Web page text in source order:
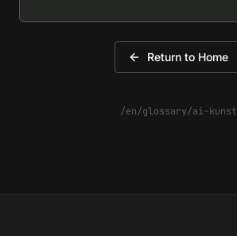
Return to Home
/en/glossary/ai-kunst